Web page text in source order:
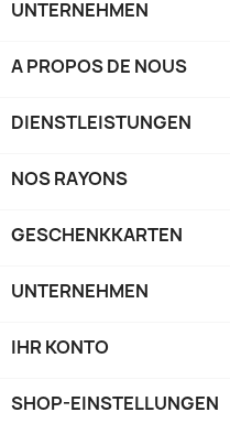
UNTERNEHMEN
A PROPOS DE NOUS
DIENSTLEISTUNGEN
NOS RAYONS
GESCHENKKARTEN
UNTERNEHMEN
IHR KONTO
SHOP-EINSTELLUNGEN